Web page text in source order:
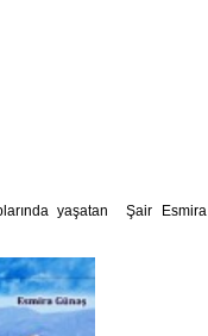
yaşatan
Şair Esmira